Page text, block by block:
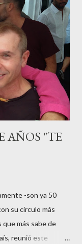
embarazo tuvo que
de
ahora es una
padre este año ha
en las mejores
AÑOS "TE
-son ya 50
su círculo más
más sabe de
reunió este